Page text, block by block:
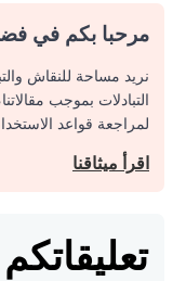
مرحبا بكم في
نريد مساحة للنقاش
التبادلات بموجب
لمراجعة قواعد
اقرأ ميثاقنا
تعليقاتكم